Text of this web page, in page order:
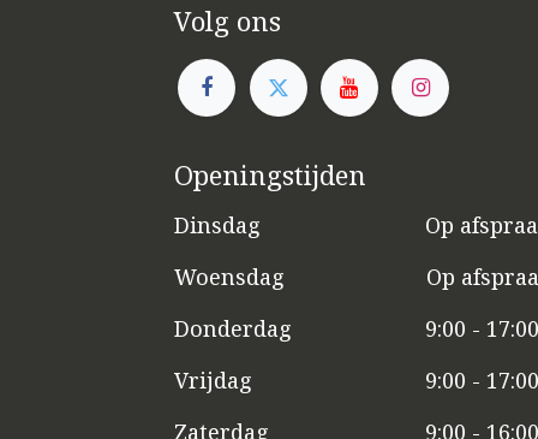
Volg ons
Openingstijden
Dinsdag
​​Op
Woensdag
​Op
Donderdag
9:00 -
Vrijdag
​9:00 - 17:00
Zaterdag
​9:00 -